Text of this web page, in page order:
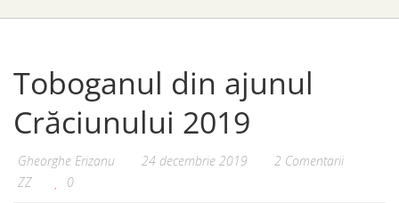
Toboganul din ajunul
Crăciunului 2019
Gheorghe Erizanu 24 decembrie 2019
2 Comentarii
ZZ
0